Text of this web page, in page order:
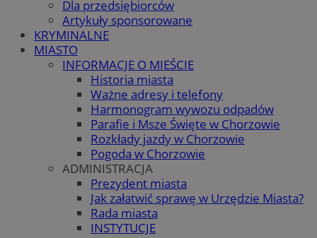
Dla przedsiębiorców
Artykuły sponsorowane
KRYMINALNE
MIASTO
INFORMACJE O MIEŚCIE
Historia miasta
Ważne adresy i telefony
Harmonogram wywozu odpadów
Parafie i Msze Święte w Chorzowie
Rozkłady jazdy w Chorzowie
Pogoda w Chorzowie
ADMINISTRACJA
Prezydent miasta
Jak załatwić sprawę w Urzędzie Miasta?
Rada miasta
INSTYTUCJE